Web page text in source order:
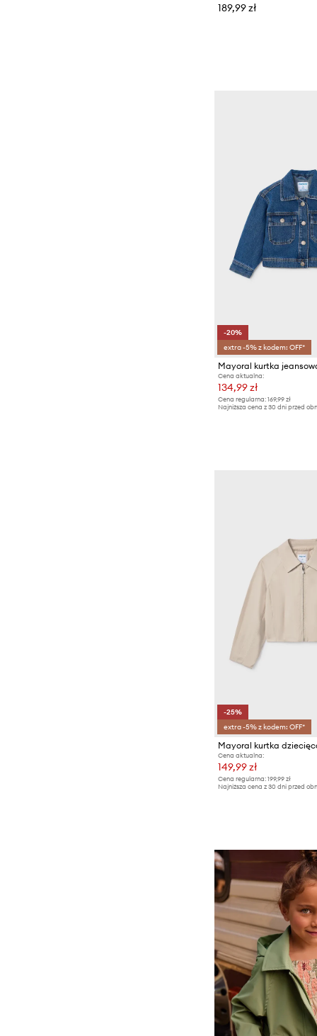
189,99 zł
-20%
extra -5% z kodem: OFF*
Mayoral kurtka
Cena aktualna:
134,99 zł
Cena regularna: 169,99 zł
Najniższa cena z 30 dni przed
-25%
extra -5% z kodem: OFF*
Mayoral kurtka
Cena aktualna:
149,99 zł
Cena regularna: 199,99 zł
Najniższa cena z 30 dni przed